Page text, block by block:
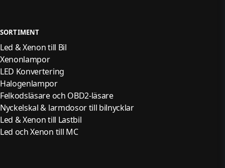
SORTIMENT
Led & Xenon till Bil
Xenonlampor
LED Konvertering
Halogenlampor
Felkodsläsare och OBD2-läsare
Nyckelskal & larmdosor till bilnycklar
Led & Xenon till Lastbil
Led och Xenon till MC